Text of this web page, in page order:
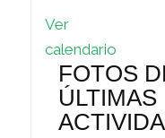
Ver
calendario
FOTOS
ÚLTIMAS